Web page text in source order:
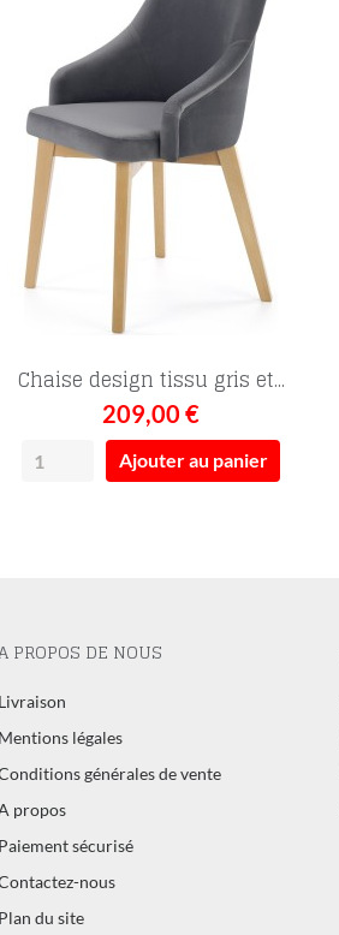
Chaise design tissu gris et...
209,00 €
Ajouter au panier
PROPOS DE NOUS
Livraison
Mentions légales
générales de vente
propos
Paiement sécurisé
nous
Plan du site